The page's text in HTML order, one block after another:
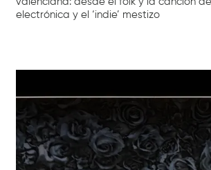
electrónica y el ‘indie’ mestizo